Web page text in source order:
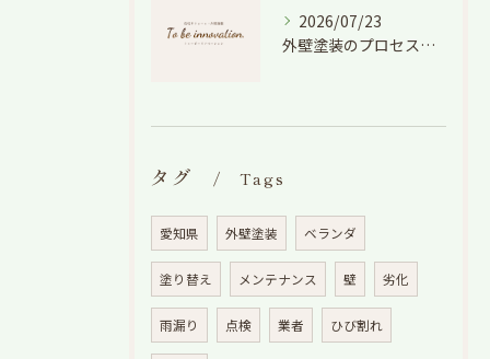
2026/07/23
外壁塗装のプロセスを愛知県でスムーズに進めるための工程と費用徹底解説
タグ Tags
愛知県 外壁塗装 ベランダ
塗り替え メンテナンス 壁 劣化
雨漏り 点検 業者 ひび割れ